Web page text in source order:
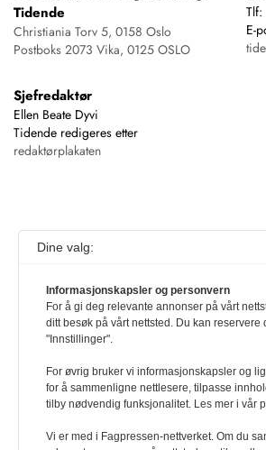
Tidende
Christiania Torv 5, 0158 Oslo
Postboks 2073 Vika, 0125 OSLO
Tlf:
E-
Sjefredaktør
Ellen Beate Dyvi
Tidende redigeres etter
redaktørplakaten
Dine valg:
Informasjonskapsler og personvern
For å gi deg relevante annonser på vårt
ditt besøk på vårt nettsted. Du kan reservere
"Innstillinger".
For øvrig bruker vi informasjonskapsler og
for å sammenligne nettlesere, tilpasse
tilby nødvendig funksjonalitet. Les mer i vår
Vi er med i Fagpressen-nettverket. Om du